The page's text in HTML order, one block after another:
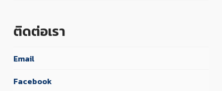
ติดต่อเรา
Email
Facebook